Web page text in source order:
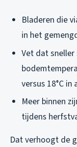
Bladeren die
in het
Vet dat
versus 18°C in
Meer binnen
tijdens
Dat verhoogt de